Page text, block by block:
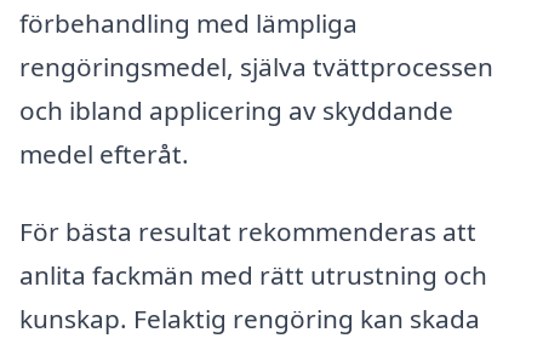
förbehandling med lämpliga
rengöringsmedel, själva tvättprocessen
och ibland applicering av skyddande
medel efteråt.
För bästa resultat rekommenderas att
anlita fackmän med rätt utrustning och
kunskap. Felaktig rengöring kan skada